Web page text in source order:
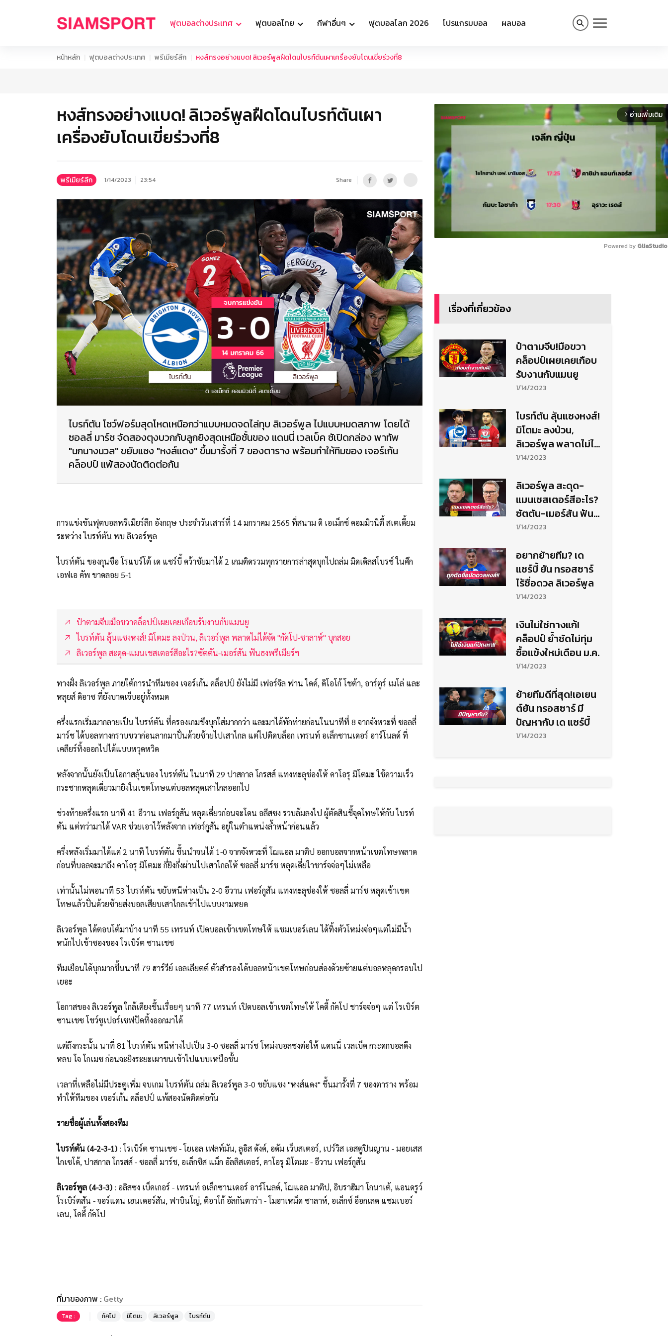
ฟุตบอลต่างประเทศ ฟุตบอลไทย กีฬาอื่นๆ ฟุตบอลโลก 2026 โปรแกรมบอล ผลบอล
หน้าหลัก ฟุตบอลต่างประเทศ พรีเมียร์ลีก หงส์ทรงอย่างแบด! ลิเวอร์พูลฝืดโดนไบรท์ตันเผาเครื่องยับโดนเขี่ยร่วงที่8
หงส์ทรงอย่างแบด! ลิเวอร์พูลฝืดโดนไบรท์ตันเผา
เครื่องยับโดนเขี่ยร่วงที่8
พรีเมียร์ลีก 1/14/2023 23:54 Share
ไบรท์ตัน โชว์ฟอร์มสุดโหดเหนือกว่าแบบหมดจดไล่ทุบ ลิเวอร์พูล ไปแบบหมดสภาพ โดยได้
ซอลลี่ มาร์ช จัดสองตุงบวกกับลูกยิงสุดเหนือชั้นของ แดนนี่ เวลเบ็ค ซัเปิดกล่อง พาทัพ
"นกนางนวล" ขยับแซง "หงส์แดง" ขึ้นมารั้งที่ 7 ของตาราง พร้อมทำให้ทีมของ เจอร์เก้น
คล็อปป์ แพ้สองนัดติดต่อกัน
การแข่งขันฟุตบอลพรีเมียร์ลีก อังกฤษ ประจำวันเสาร์ที่ 14 มกราคม 2565 ที่สนาม ดิ เอเม็กซ์ คอมมิวนิตี้ สเตเดี้ยม
ระหว่าง ไบรท์ตัน พบ ลิเวอร์พูล
ไบรท์ตัน ของกุนซือ โรแบร์โต้ เด แซร์บี้ คว้าชัยมาได้ 2 เกมติดรวมทุกรายการล่าสุดบุกไปถล่ม มิดเดิลสโบรช์ ในศึก
เอฟเอ คัพ ขาดลอย 5-1
ป๋าตามจีบ!มือขวาคล็อปป์เผยเคยเกือบรับงานกับแมนยู
ไบรท์ตัน ลุ้นแซงหงส์! มิโตมะ ลงป่วน, ลิเวอร์พูล พลาดไม่ได้จัด "กัคโป-ซาลาห์" บุกสอย
ลิเวอร์พูล สะดุด-แมนเชสเตอร์สีอะไร?ซัตตัน-เมอร์สัน ฟันธงพรีเมียร์ฯ
ทางฝั่ง ลิเวอร์พูล ภายใต้การนำทีมของ เจอร์เก้น คล็อปป์ ยังไม่มี เฟอร์จิล ฟาน ไดค์, ดิโอโก้ โชต้า, อาร์ตูร์ เมโล่ และ
หลุยส์ ดิอาซ ที่ยังบาดเจ็บอยู่ทั้งหมด
ครึ่งแรกเริ่มมากลายเป็น ไบรท์ตัน ที่ครองเกมขึงบุกใส่มากกว่า และมาได้ทักท่ายก่อนในนาทีที่ 8 จากจังหวะที่ ซอลลี่
มาร์ช ได้บอลทางกราบขวาก่อนลากมาปั่นด้วยซ้ายไปเสาไกล แต่ไปติดบล็อก เทรนท์ อเล็กซานเดอร์ อาร์โนลด์ ที่
เคลียร์ทิ้งออกไปได้แบบหวุดหวิด
หลังจากนั้นยังเป็นโอกาสลุ้นของ ไบรท์ตัน ในนาที 29 ปาสกาล โกรสส์ แทงทะลุช่องให้ คาโอรุ มิโตมะ ใช้ความเร็ว
กระชากหลุดเดี่ยวมายิงในเขตโทษแต่บอลหลุดเสาไกลออกไป
ช่วงท้ายครึ่งแรก นาที 41 อีวาน เฟอร์กูสัน หลุดเดี่ยวก่อนจะโดน อลีสซง รวบล้มลงไป ผู้ตัดสินชี้จุดโทษให้กับ ไบรท์
ตัน แต่ทว่ามาได้ VAR ช่วยเอาไว้หลังจาก เฟอร์กูสัน อยู่ในตำแหน่งล้ำหน้าก่อนแล้ว
ครึ่งหลังเริ่มมาได้แค่ 2 นาที ไบรท์ตัน ขึ้นนำจนได้ 1-0 จากจังหวะที่ โฌแอล มาติป ออกบอลจากหน้าเขตโทษพลาด
ก่อนที่บอลจะมาถึง คาโอรุ มิโตมะ กึ่ยิงกึ่งผ่านไปเสาไกลให้ ซอลลี่ มาร์ช หลุดเดี่ยใาชาร์จจ่อๆไม่เหลือ
เท่านั้นไม่พอนาที 53 ไบรท์ตัน ขยับหนีห่างเป็น 2-0 อีวาน เฟอร์กูสัน แทงทะลุช่องให้ ซอลลี่ มาร์ช หลุดเข้าเขต
โทษแล้วปั่นด้วยซ้ายส่งบอลเสียบเสาไกลเข้าไปแบบงามหยด
ลิเวอร์พูล ได้ตอบโต้มาบ้าง นาที 55 เทรนท์ เปิดบอลเข้าเขตโทษให้ แชมเบอร์เลน ได้ทิ้งตัวโหม่งจ่อๆแต่ไม่มีน้ำ
หนักไปเข้าซองของ โรเบิร์ต ซานเชซ
ทีมเยือนได้บุกมากขึ้นนาที 79 ฮาร์วีย์ เอลเลียตต์ ตัวสำรองได้บอลหน้าเขตโทษก่อนส่องด้วยซ้ายแต่บอลหลุดกรอบไป
เยอะ
โอกาสของ ลิเวอร์พูล ใกล้เคียงขึ้นเรื่อยๆ นาที 77 เทรนท์ เปิดบอลเข้าเขตโทษให้ โคดี้ กัคโป ชาร์จจ่อๆ แต่ โรเบิร์ต
ซานเชซ โชว์ซูเปอร์เซฟปัดทิ้งออกมาได้
แต่ถึงกระนั้น นาที่ 81 ไบรท์ตัน หนีห่างไปเป็น 3-0 ซอลลี่ มาร์ช โหม่งบอลชงต่อให้ แดนนี่ เวลเบ็ค กระดกบอลดึง
หลบ โจ โกเมซ ก่อนจะยิงระยะเผาขนเข้าไปแบบเหนือชั้น
เวลาที่เหลือไม่มีประตูเพิ่ม จบเกม ไบรท์ตัน ถล่ม ลิเวอร์พูล 3-0 ขยับแซง "หงส์แดง" ขึ้นมารั้งที่ 7 ของตาราง พร้อม
ทำให้ทีมของ เจอร์เก้น คล็อปป์ แพ้สองนัดติดต่อกัน
รายชื่อผู้เล่นทั้งสองทีม
ไบรท์ตัน (4-2-3-1) : โรเบิร์ต ซานเชซ - โยเอล เฟลท์มัน, ลูอิส ดังค์, อดัม เว็บสเตอร์, เปร์วิส เอสตูปินญาน - มอยเสส
ไกเซโด้, ปาสกาล โกรสส์ - ซอลลี่ มาร์ช, อเล็กซิส แม็ก อัลลิสเตอร์, คาโอรุ มิโตมะ - อีวาน เฟอร์กูสัน
ลิเวอร์พูล (4-3-3) : อลิสซง เบ็คเกอร์ - เทรนท์ อเล็กซานเดอร์ อาร์โนลด์, โฌแอล มาติป, อิบราฮิมา โกนาเต้, แอนดรูว์
โรเบิร์ตสัน - จอร์แดน เฮนเดอร์สัน, ฟาบินโญ่, ติอาโก้ อัลกันตาร่า - โมฮาเหม็ด ซาลาห์, อเล็กซ์ อ็อกเลด แชมเบอร์
เลน, โคดี้ กัคโป
ที่มาของภาพ : Getty
Tag : กัคโป มิโตมะ ลิเวอร์พูล ไบรท์ตัน
arrow_forward_ios อ่านเพิ่มเติม
Powered by
เรื่องที่เกี่ยวข้อง
ป๋าตามจีบ!มือขวา
คล็อปป์เผยเคยเกือบ
รับงานกับแมนยู
1/14/2023
ไบรท์ตัน ลุ้นแซงหงส์!
มิโตมะ ลงป่วน,
ลิเวอร์พูล พลาดไม่ได้
จัด "กัคโป-ซาลาห์"
1/14/2023
ลิเวอร์พูล สะดุด-
แมนเชสเตอร์สีอะไร?
ซัตตัน-เมอร์สัน ฟัน
ธงพรีเมียร์ฯ
1/14/2023
อยากย้ายทีม? เด
แซร์บี้ ยัน ทรอสซาร์
ไร้ชื่อดวล ลิเวอร์พูล
1/14/2023
เงินไม่ใช่ทางแก้!
คล็อปป์ ย้ำชัดไม่ทุ่ม
ซื้อแข้งใหม่เดือน ม.ค.
1/14/2023
ย้ายทีมดีที่สุด!เอเยน
ต์ยัน ทรอสซาร์ มี
ปัญหากับ เด แซร์บี้
1/14/2023